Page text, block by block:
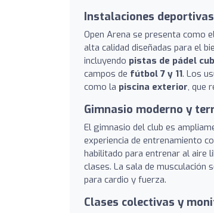
Instalaciones
Open Arena se presenta como
alta calidad diseñadas para el
incluyendo pistas de pádel
campos de fútbol 7 y 11. Los
como la piscina exterior, que
Gimnasio moderno y
El gimnasio del club es
experiencia de entrenamiento
habilitado para entrenar al aire
clases. La sala de musculación
para cardio y fuerza.
Clases colectivas y